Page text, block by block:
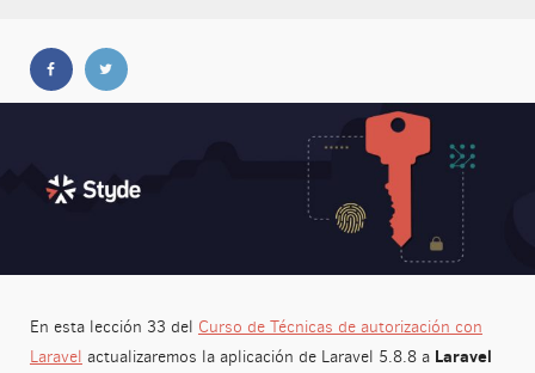
En esta lección 33 del Curso de Técnicas de autorización con
Laravel actualizaremos la aplicación de Laravel 5.8.8 a Laravel